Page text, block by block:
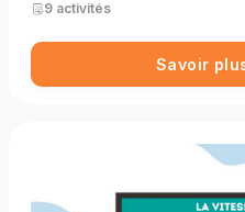
à les identifier, tracer, mesurer
progressif, illustré par des
9 activités
Savoir